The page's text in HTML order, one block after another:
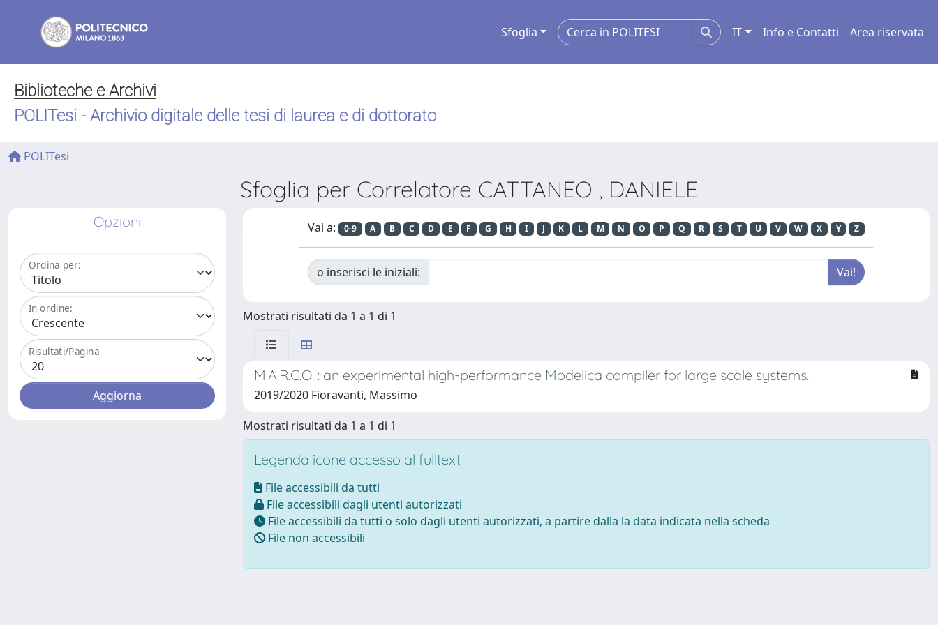
Sfoglia IT Info e Contatti Area riservata
Biblioteche e Archivi
POLITesi - Archivio digitale delle tesi di laurea e di dottorato
POLITesi
Sfoglia per Correlatore CATTANEO , DANIELE
Opzioni
Ordina per:
In ordine:
Risultati/Pagina
Vai a: 0-9 A B C D E F G H I J K L M N O P Q R S T U V W X Y Z
o inserisci le iniziali:
Mostrati risultati da 1 a 1 di 1
M.A.R.C.O. : an experimental high-performance Modelica compiler for large scale systems.
2019/2020 Fioravanti, Massimo
Mostrati risultati da 1 a 1 di 1
Legenda icone accesso al fulltext
File accessibili da tutti
File accessibili dagli utenti autorizzati
File accessibili da tutti o solo dagli utenti autorizzati, a partire dalla la data indicata nella scheda
File non accessibili